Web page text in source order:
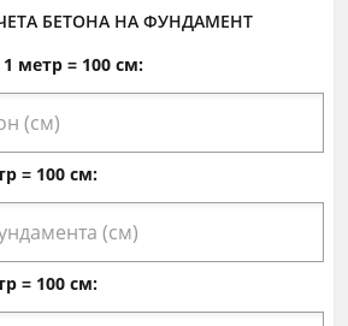
БЕТОНА НА ФУНДАМЕНТ
метр = 100 см:
= 100 см:
= 100 см: